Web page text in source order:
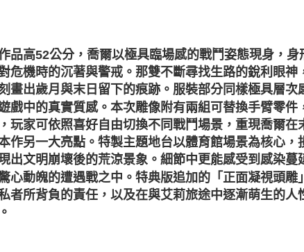
品高52公分，喬爾以極具臨場感的戰鬥姿態現身，
危機時的沉著與警戒。那雙不斷尋找生路的銳利眼神
畫出歲月與末日留下的痕跡。服裝部分同樣極具層
戲中的真實質感。本次雕像附有兩組可替換手臂零
玩家可依照喜好自由切換不同戰鬥場景，重現喬爾
作另一大亮點。特製主題地台以體育館場景為核心，
出文明崩壞後的荒涼景象。細節中更能感受到感染
心動魄的遭遇戰之中。特典版追加的「正面凝視頭
者所背負的責任，以及在與艾莉旅途中逐漸萌生的